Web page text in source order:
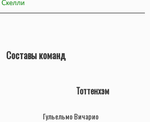
Скелли
Составы команд
Тоттенхэм
Гульельмо Вичарио